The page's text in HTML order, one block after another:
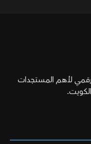
لأهم المستجدات